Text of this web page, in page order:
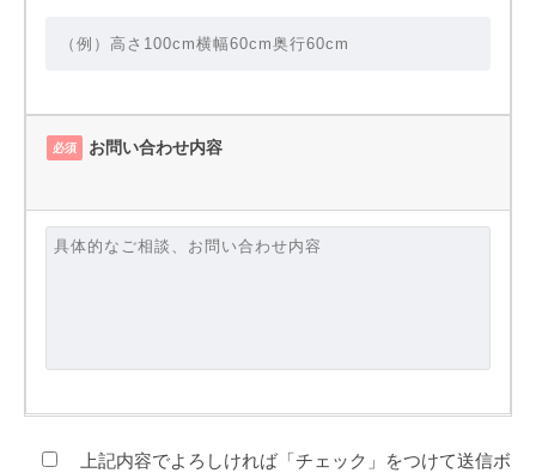
必須 お問い合わせ内容
上記内容でよろしければ「チェック」をつけて送信ボ